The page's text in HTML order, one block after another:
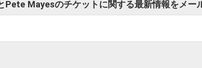
Pete Mayesのチケットに関する最新情報をメー